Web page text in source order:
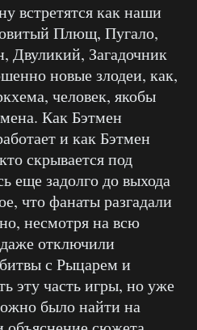
встретятся как наши
Плющ, Пугало,
Двуликий, Загадочник
новые злодеи, как,
человек, якобы
Как Бэтмен
и как Бэтмен
скрывается под
еще задолго до выхода
что фанаты разгадали
несмотря на всю
даже отключили
с Рыцарем и
эту часть игры, но уже
было найти на